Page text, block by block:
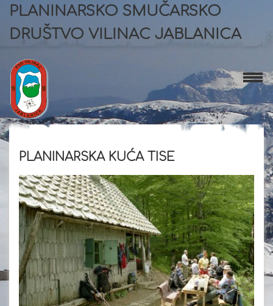
PLANINARSKO SMUČARSKO
DRUŠTVO VILINAC JABLANICA
PLANINARSKA KUĆA TISE